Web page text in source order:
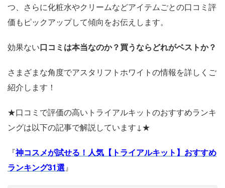
つ、さらに化粧水やクリームなどアイテムごとの口コミ評
価もピックアップして傾向をお伝えします。
効果ない口コミは本当なのか？買うならどれがベストか？
さまざまな角度でアスタリフトホワイトの情報を詳しくご
紹介します！
★口コミで評価の高いトライアルキットのおすすめランキ
ングは以下の記事で解説しています↓★
『神コスメが試せる！人気【トライアルキット】おすすめ
ランキング31選 』